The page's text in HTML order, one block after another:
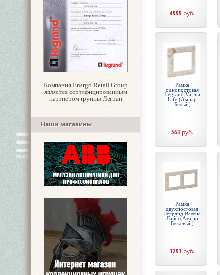
Компания Energo Retail Group
является сертифицированным
партнером группы Легран
Наши магазины
4999 руб.
Рамка
однопостовая
Legrand Valena
Life (Ампир
Белый)
563 руб.
Рамка
двухпостовая
Легранд Валена
Лайф (Ампир
Бежевый)
1291 руб.